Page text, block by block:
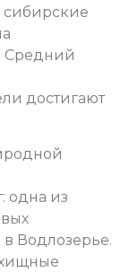
сибирские
Средний
достигают
одна из
Водлозерье.